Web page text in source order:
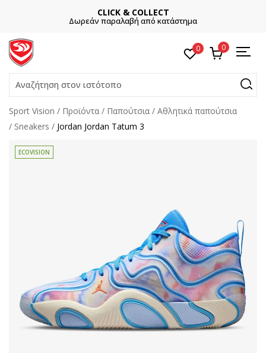
CLICK & COLLECT
Δωρεάν παραλαβή από κατάστημα
0 0
Αναζήτηση στον ιστότοπο
Sport Vision Προϊόντα Παπούτσια
Αθλητικά παπούτσια
Sneakers
Jordan Jordan Tatum 3
ECOVISION